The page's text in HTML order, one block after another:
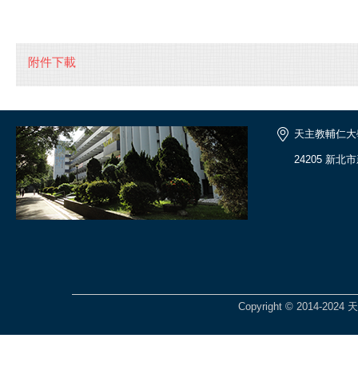
附件下載
天主教輔仁
24205 新北
Copyright © 2014-2024